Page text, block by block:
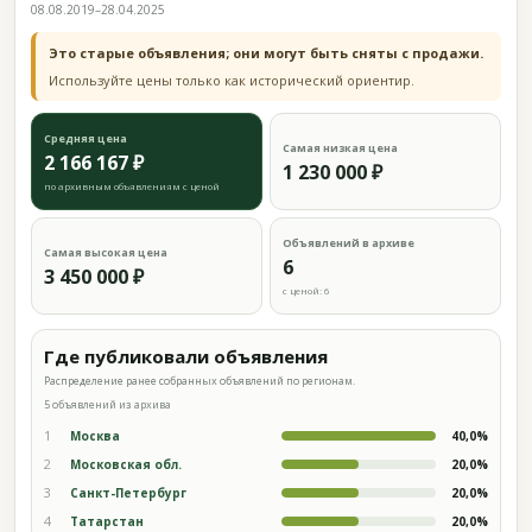
08.08.2019–28.04.2025
Это старые объявления; они могут быть сняты с продажи.
Используйте цены только как исторический ориентир.
Средняя цена
2 166 167 ₽
по архивным объявлениям с ценой
Самая низкая цена
1 230 000 ₽
Самая высокая цена
3 450 000 ₽
Объявлений в архиве
6
с ценой: 6
Где публиковали объявления
Распределение ранее собранных объявлений по регионам.
5 объявлений из архива
1 Москва 40,0%
2 Московская обл. 20,0%
3 Санкт-Петербург 20,0%
4 Татарстан 20,0%